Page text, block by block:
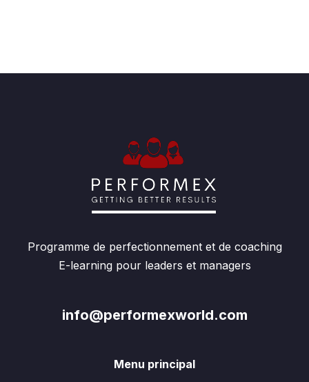
Programme de perfectionnement et de coaching
E-learning pour leaders et managers
info@performexworld.com
Menu principal